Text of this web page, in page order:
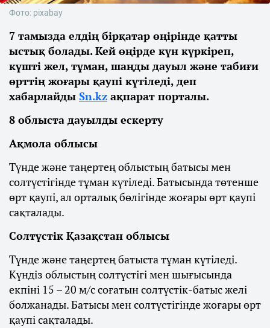
Фото: pixabay
7 тамызда елдің бірқатар өңірінде қатты
ыстық болады. Кей өңірде күн күркіреп,
күшті жел, тұман, шаңды дауыл және табиғи
өрттің жоғары қаупі күтіледі, деп
хабарлайды Sn.kz ақпарат порталы.
8 облыста дауылды ескерту
Ақмола облысы
Түнде және таңертең облыстың батысы мен
солтүстігінде тұман күтіледі. Батысында төтенше
өрт қаупі, ал орталық бөлігінде жоғары өрт қаупі
сақталады.
Солтүстік Қазақстан облысы
Түнде және таңертең батыста тұман күтіледі.
Күндіз облыстың солтүстігі мен шығысында
екпіні 15 – 20 м/с соғатын солтүстік-батыс желі
болжанады. Батысы мен солтүстігінде жоғары өрт
қаупі сақталады.